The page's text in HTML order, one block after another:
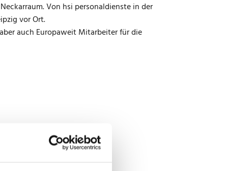
Von hsi personaldienste in der
vor Ort.
auch Europaweit Mitarbeiter für die